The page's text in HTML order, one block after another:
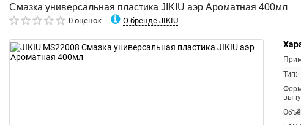
Смазка универсальная пластика JIKIU аэр Ароматная 400мл
0 оценок О бренде JIKIU
Тип: